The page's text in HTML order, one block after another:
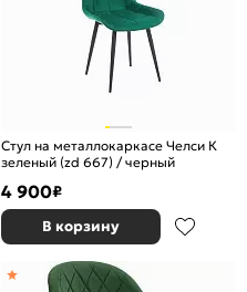
Стул на металлокаркасе Челси К
зеленый (zd 667) / черный
4 900₽
В корзину